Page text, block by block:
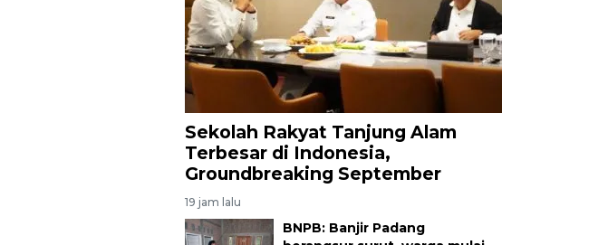
Sekolah Rakyat Tanjung Alam
Terbesar di Indonesia,
Groundbreaking September
19 jam lalu
BNPB: Banjir Padang